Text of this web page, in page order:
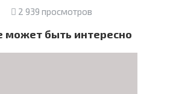
2 939 просмотров
может быть интересно